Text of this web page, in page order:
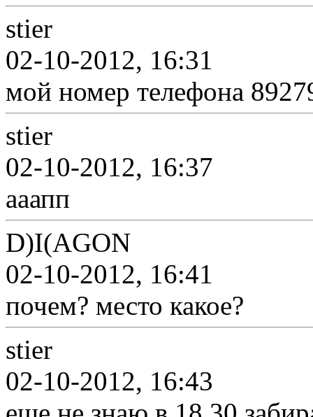
stier
02-10-2012, 16:31
мой номер телефона
stier
02-10-2012, 16:37
ааапп
D)I(AGON
02-10-2012, 16:41
почем? место какое?
stier
02-10-2012, 16:43